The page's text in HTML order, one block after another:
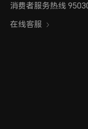
消费者服务热线
在线客服